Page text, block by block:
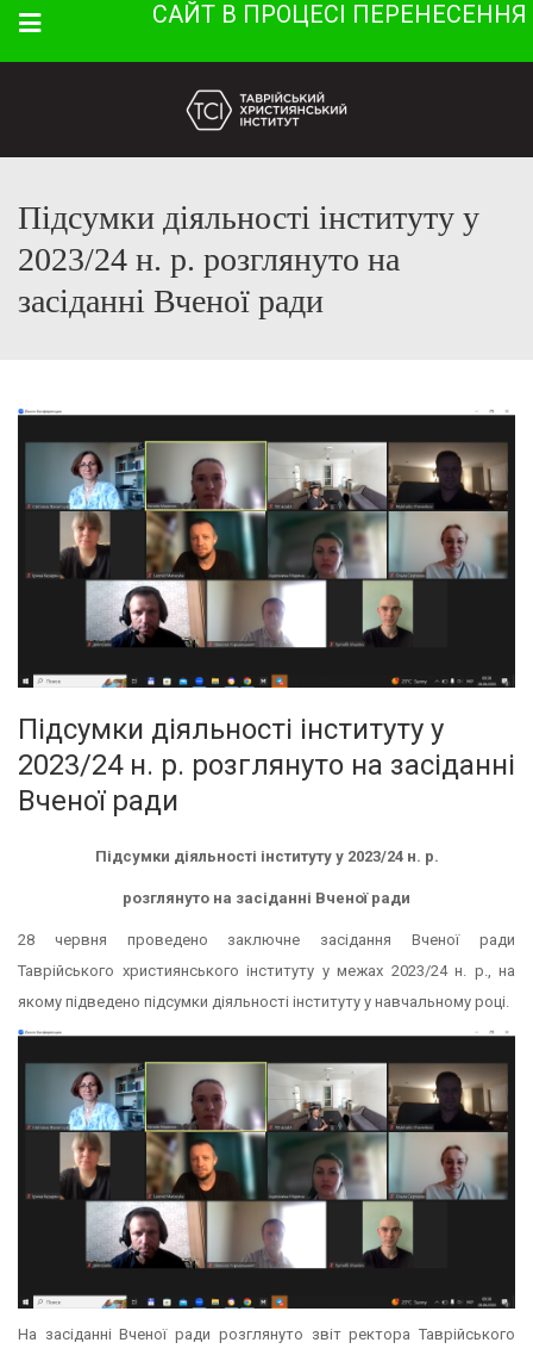
Menu САЙТ В ПРОЦЕСІ ПЕРЕНЕСЕННЯ
Підсумки діяльності інституту у
2023/24 н. р. розглянуто на
засіданні Вченої ради
Підсумки діяльності інституту у
2023/24 н. р. розглянуто на засіданні
Вченої ради
Підсумки діяльності інституту у 2023/24 н. р.
розглянуто на засіданні Вченої ради
28 червня проведено заключне засідання Вченої ради
Таврійського християнського інституту у межах 2023/24 н. р., на
якому підведено підсумки діяльності інституту у навчальному році.
На засіданні Вченої ради розглянуто звіт ректора Таврійського